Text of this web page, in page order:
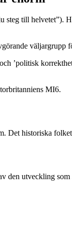
steg till helvetet”).
väljargrupp
’politisk
MI6.
Det historiska
den utveckling